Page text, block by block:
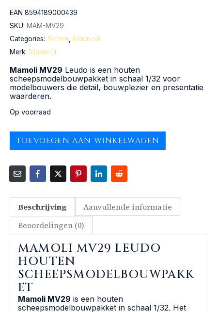
EAN 8594189000439
SKU: MAM-MV29
Categories: Boten, Mamoli
Merk: Mamoli
Mamoli MV29 Leudo is een houten
scheepsmodelbouwpakket in schaal 1/32 voor
modelbouwers die detail, bouwplezier en presentatie
waarderen.
Op voorraad
TOEVOEGEN AAN WINKELWAGEN
Beschrijving
Aanvullende informatie
Beoordelingen (0)
MAMOLI MV29 LEUDO
HOUTEN
SCHEEPSMODELBOUWPAKK
ET
Mamoli MV29 is een houten
scheepsmodelbouwpakket in schaal 1/32. Het